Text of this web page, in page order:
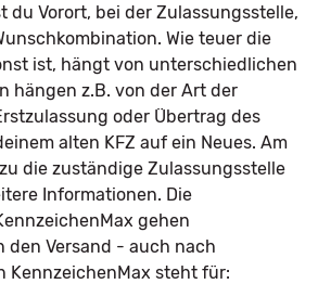
du Vorort, bei der Zulassungsstelle,
Wie teuer die
ist, hängt von unterschiedlichen
hängen z.B. von der Art der
oder Übertrag des
alten KFZ auf ein Neues. Am
die zuständige Zulassungsstelle
Informationen. Die
gehen
Versand - auch nach
KennzeichenMax steht für: